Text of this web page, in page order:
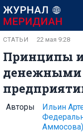
Принципы
денежными
СТАТЬИ 22 мая 9:28
Авторы Ильин
Аммосова)